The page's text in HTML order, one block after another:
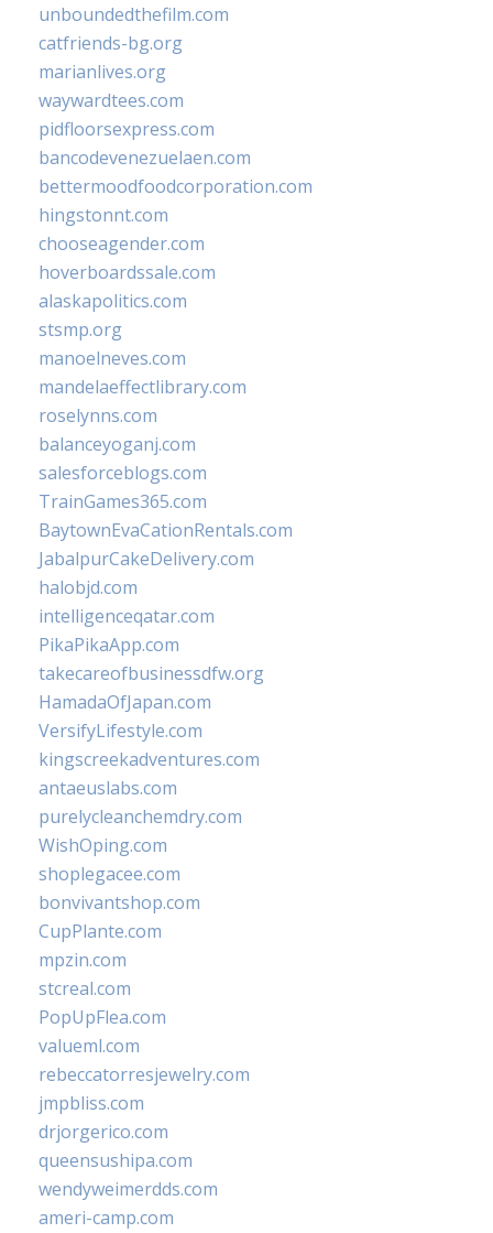
unboundedthefilm.com
catfriends-bg.org
marianlives.org
waywardtees.com
pidfloorsexpress.com
bancodevenezuelaen.com
bettermoodfoodcorporation.com
hingstonnt.com
chooseagender.com
hoverboardssale.com
alaskapolitics.com
stsmp.org
manoelneves.com
mandelaeffectlibrary.com
roselynns.com
balanceyoganj.com
salesforceblogs.com
TrainGames365.com
BaytownEvaCationRentals.com
JabalpurCakeDelivery.com
halobjd.com
intelligenceqatar.com
PikaPikaApp.com
takecareofbusinessdfw.org
HamadaOfJapan.com
VersifyLifestyle.com
kingscreekadventures.com
antaeuslabs.com
purelycleanchemdry.com
WishOping.com
shoplegacee.com
bonvivantshop.com
CupPlante.com
mpzin.com
stcreal.com
PopUpFlea.com
valueml.com
rebeccatorresjewelry.com
jmpbliss.com
drjorgerico.com
queensushipa.com
wendyweimerdds.com
ameri-camp.com